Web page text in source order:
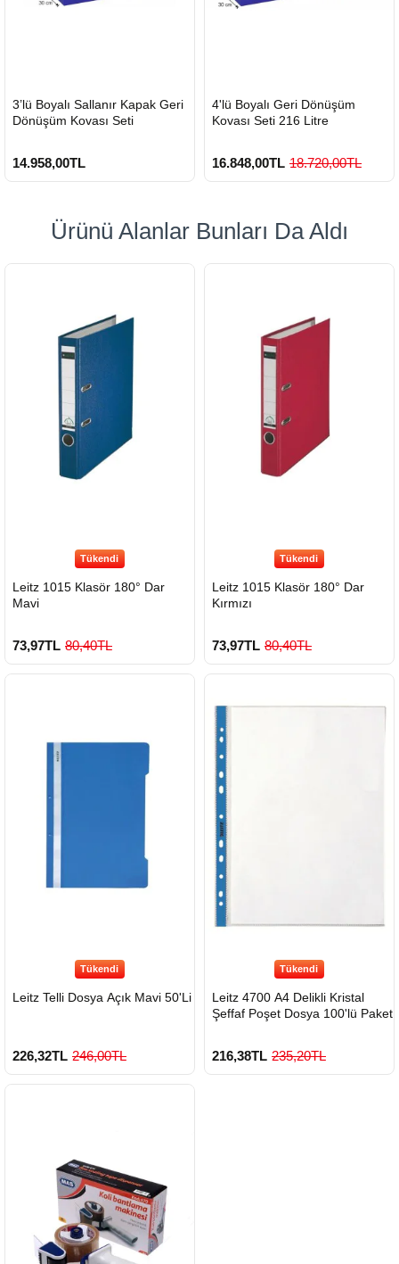
GÖNDERİ
3’lü Boyalı Sallanır Kapak Geri
Dönüşüm Kovası Seti
14.958,00TL
GÖNDERİ
4'lü Boyalı Geri Dönüşüm
Kovası Seti 216 Litre
16.848,00TL 18.720,00TL
Ürünü Alanlar Bunları Da Aldı
Tükendi
Leitz 1015 Klasör 180° Dar
Mavi
73,97TL 80,40TL
Tükendi
Leitz 1015 Klasör 180° Dar
Kırmızı
73,97TL 80,40TL
Tükendi
Leitz Telli Dosya Açık Mavi 50'Li
226,32TL 246,00TL
Tükendi
Leitz 4700 A4 Delikli Kristal
Şeffaf Poşet Dosya 100'lü Paket
216,38TL 235,20TL